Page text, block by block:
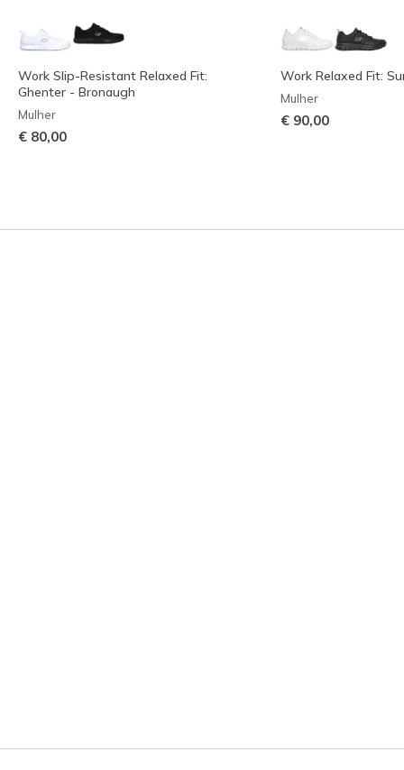
Work Slip-Resistant Relaxed Fit:
Ghenter - Bronaugh
Mulher
€ 80,00
Work Relaxed Fit:
Mulher
€ 90,00